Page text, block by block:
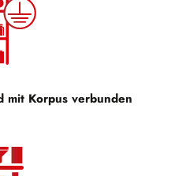
mit Korpus verbunden